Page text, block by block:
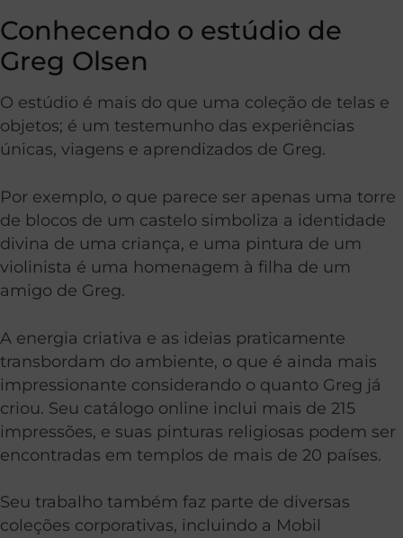
Conhecendo o estúdio de
Greg Olsen
O estúdio é mais do que uma coleção de telas e
objetos; é um testemunho das experiências
únicas, viagens e aprendizados de Greg.
Por exemplo, o que parece ser apenas uma torre
de blocos de um castelo simboliza a identidade
divina de uma criança, e uma pintura de um
violinista é uma homenagem à filha de um
amigo de Greg.
A energia criativa e as ideias praticamente
transbordam do ambiente, o que é ainda mais
impressionante considerando o quanto Greg já
criou. Seu catálogo online inclui mais de 215
impressões, e suas pinturas religiosas podem ser
encontradas em templos de mais de 20 países.
Seu trabalho também faz parte de diversas
coleções corporativas, incluindo a Mobil